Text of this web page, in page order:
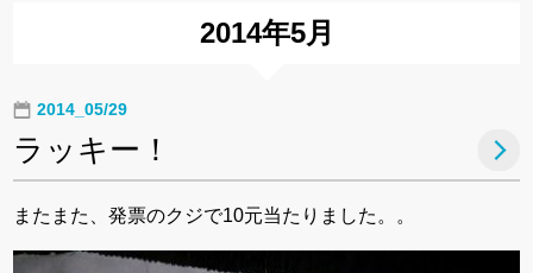
2014年5月
2014_05/29
ラッキー！
またまた、発票のクジで10元当たりました。。